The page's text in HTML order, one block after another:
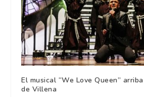
El musical “We Love Queen”
de Villena